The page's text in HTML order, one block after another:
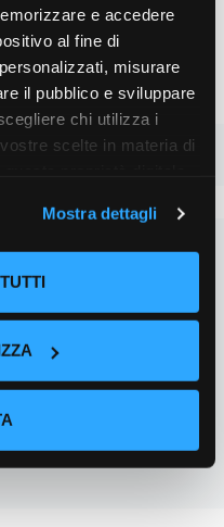
e accedere
al fine di
misurare
il pubblico e sviluppare
chi utilizza i
scelte in materia di
in qualsiasi
cookie o facendo clic
tua posizione
di qualche
Mostra dettagli